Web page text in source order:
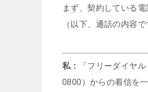
まず、契約している電
（以下、通話の内容で
私：
「フリーダイヤ
0800）からの着信を